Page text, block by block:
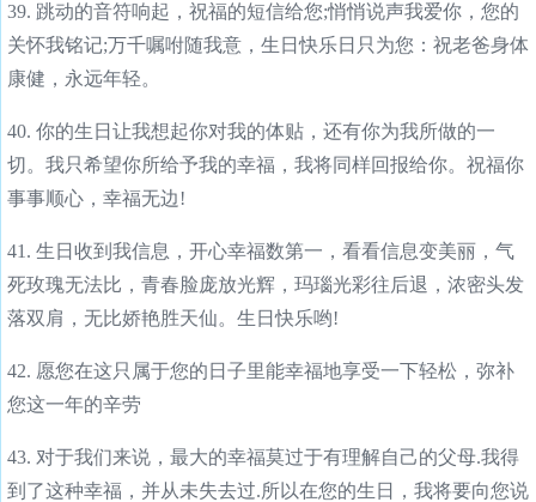
39. 跳动的音符响起，祝福的短信给您;悄悄说声我爱你，您的
关怀我铭记;万千嘱咐随我意，生日快乐日只为您：祝老爸身体
康健，永远年轻。
40. 你的生日让我想起你对我的体贴，还有你为我所做的一
切。我只希望你所给予我的幸福，我将同样回报给你。祝福你
事事顺心，幸福无边!
41. 生日收到我信息，开心幸福数第一，看看信息变美丽，气
死玫瑰无法比，青春脸庞放光辉，玛瑙光彩往后退，浓密头发
落双肩，无比娇艳胜天仙。生日快乐哟!
42. 愿您在这只属于您的日子里能幸福地享受一下轻松，弥补
您这一年的辛劳
43. 对于我们来说，最大的幸福莫过于有理解自己的父母.我得
到了这种幸福，并从未失去过.所以在您的生日，我将要向您说